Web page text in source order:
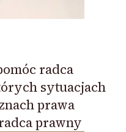
radca
sytuacjach
prawa
prawny